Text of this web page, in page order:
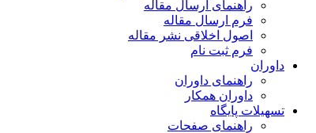
راهنمای ارسال مقاله
فرم ارسال مقاله
اصول اخلاقی نشر مقاله
فرم ثبت نام
داوران
راهنمای داوران
داوران همکار
تسهیلات پایگاه
راهنمای صفحات